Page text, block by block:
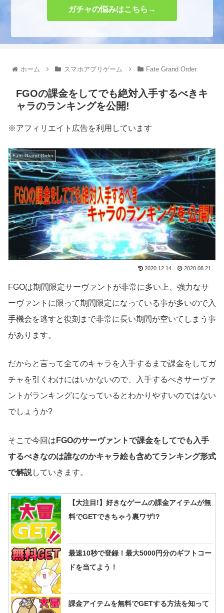
ガチャの悩みはこちら→
ホーム スマホアプリゲーム Fate Grand Order
FGOの課金をしてでも絶対入手するべきキ
ャラのランキングを公開!
※アフィリエイト広告を利用しています
Fate Grand Order
2020.12.14 2020.08.21
FGOは期間限定サーヴァントが非常に多い上、強力なサ
ーヴァントに限って期間限定になっている事が多いので入
手機会を逃すと復刻まで非常に長い期間が空いてしまう事
があります。
だからと言って全てのキャラを入手するまで課金をしてガ
チャを引くわけにはいかないので、入手するべきサーヴァ
ントがランキングになっているとわかりやすいのではない
でしょうか?
そこで今回は FGOのサーヴァントで課金をしてでも入手
するべきなのは誰なのかキャラ絵も含めてランキング形式
で解説していきます。
【大注目!】好きなゲームの課金アイテムが無
料でGETできちゃう裏ワザ!?
最速10秒で登録！最大5000円分のギフトコー
ドを当てよう！
課金アイテムを無料でGETする方法を知って